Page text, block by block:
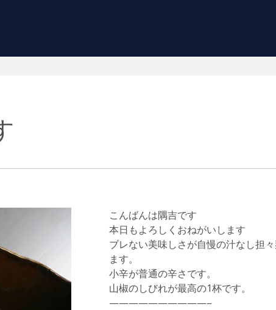
こんばんは隅吉です
本日もよろしくおねがいします
ブレない美味しさが自慢の汁なし担
ます。
小辛が普通の辛さです。
山椒のしびれが最高の1杯です。
——————————–